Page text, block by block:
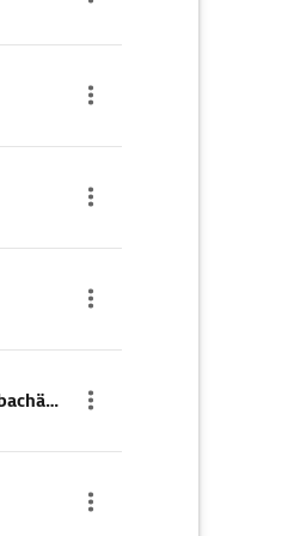
Parkhaus Behördenzentrum Mühlbachäckerstraße